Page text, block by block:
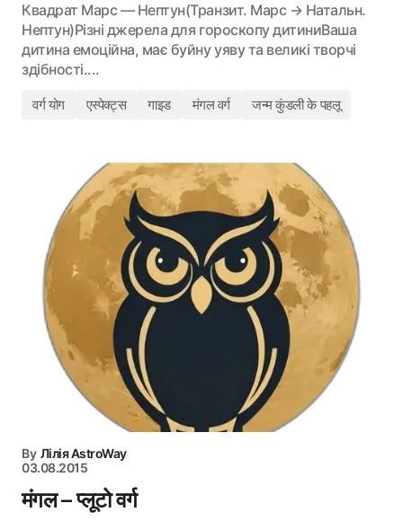
Квадрат Марс — Нептун(Транзит. Марс → Натальн.
Нептун)Різні джерела для гороскопу дитиниВаша
дитина емоційна, має буйну уяву та великі творчі
здібності....
वर्ग योग एस्पेक्ट्स गाइड मंगल वर्ग जन्म कुंडली के पहलू
By Лілія AstroWay
03.08.2015
मंगल – प्लूटो वर्ग